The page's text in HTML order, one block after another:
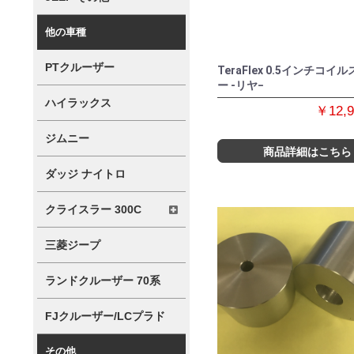
他の車種
PTクルーザー
ハイラックス
ジムニー
ダッジ ナイトロ
クライスラー 300C
三菱ジープ
ランドクルーザー 70系
FJクルーザー/LCプラド
その他
TeraFlex 0.5インチコイル
ー -リヤ−
￥
商品詳細はこちら